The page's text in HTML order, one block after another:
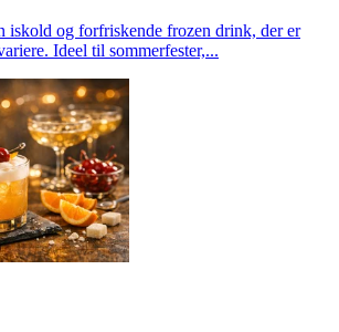
iskold og forfriskende frozen drink, der er
Ideel til sommerfester,...